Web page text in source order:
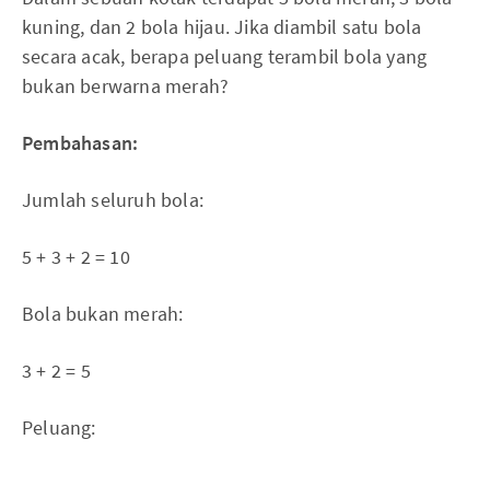
kuning, dan 2 bola hijau. Jika diambil satu bola
secara acak, berapa peluang terambil bola yang
bukan berwarna merah?
Pembahasan:
Jumlah seluruh bola:
5 + 3 + 2 = 10
Bola bukan merah:
3 + 2 = 5
Peluang: